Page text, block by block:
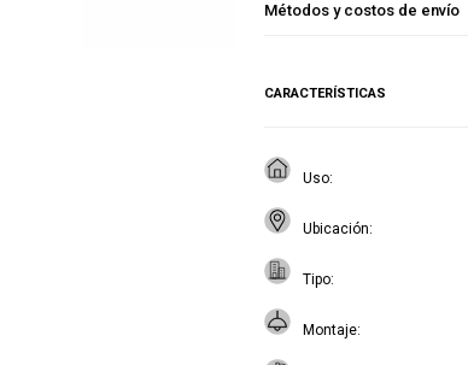
Métodos y costos de envío
CARACTERÍSTICAS
Uso
Ubicación
Tipo
Montaje